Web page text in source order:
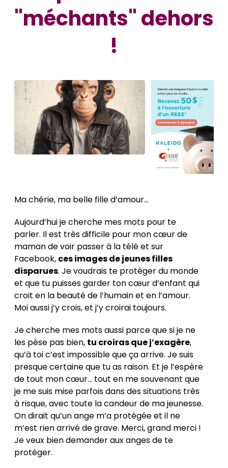
"méchants" dehors
!
Ma chérie, ma belle fille d’amour…
Aujourd’hui je cherche mes mots pour te
parler. Il est très difficile pour mon cœur de
maman de voir passer à la télé et sur
Facebook, ces images de jeunes filles
disparues. Je voudrais te protéger du monde
et que tu puisses garder ton cœur d’enfant qui
croit en la beauté de l’humain et en l’amour.
Moi aussi j’y crois, et j’y croirai toujours.
Je cherche mes mots aussi parce que si je ne
les pèse pas bien, tu croiras que j’exagère,
qu’à toi c’est impossible que ça arrive. Je suis
presque certaine que tu as raison. Et je l’espère
de tout mon cœur… tout en me souvenant que
je me suis mise parfois dans des situations très
à risque, avec toute la candeur de ma jeunesse.
On dirait qu’un ange m’a protégée et il ne
m’est rien arrivé de grave. Merci, grand merci !
Je veux bien demander aux anges de te
protéger.